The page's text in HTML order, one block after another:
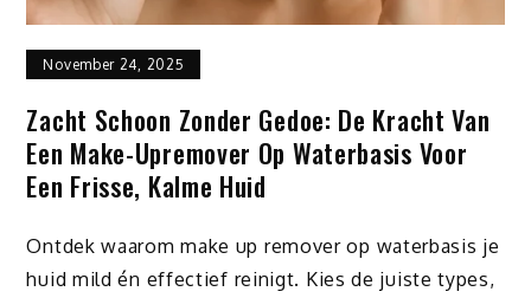
November 24, 2025
Zacht Schoon Zonder Gedoe: De Kracht Van
Een Make-Upremover Op Waterbasis Voor
Een Frisse, Kalme Huid
Ontdek waarom make up remover op waterbasis je
huid mild én effectief reinigt. Kies de juiste types,